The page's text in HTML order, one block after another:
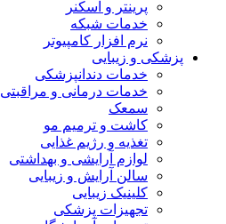
پرینتر و اسکنر
خدمات شبکه
نرم افزار کامپیوتر
پزشکی و زیبایی
خدمات دندانپزشکی
خدمات درمانی و مراقبتی
سمعک
کاشت و ترمیم مو
تغذیه و رژیم غذایی
لوازم آرایشی و بهداشتی
سالن آرایش و زیبایی
کلینیک زیبایی
تجهیزات پزشکی